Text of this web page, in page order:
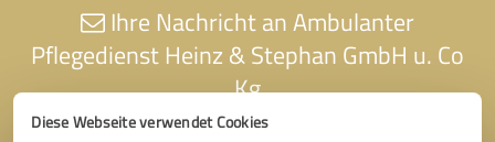
Diese Webseite verwendet Cookies
Ihre Nachricht an Ambulanter
Pflegedienst Heinz & Stephan GmbH u. Co
Kg